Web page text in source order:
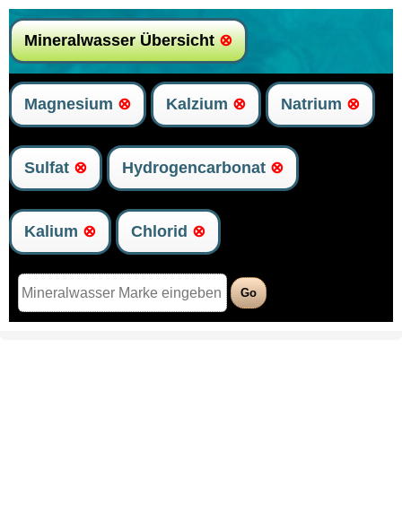
Mineralwasser Übersicht⊗
Magnesium ⊗ Kalzium ⊗ Natrium ⊗
Sulfat ⊗ Hydrogencarbonat ⊗
Kalium ⊗ Chlorid ⊗